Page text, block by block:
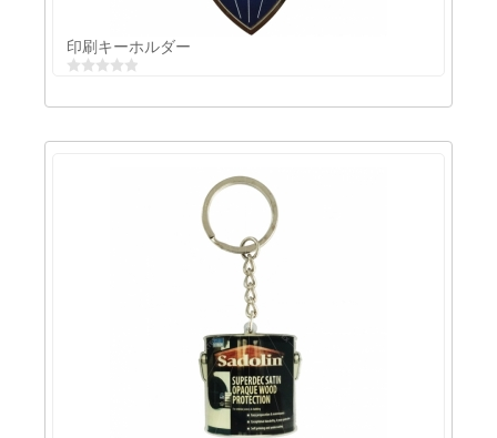
印刷キーホルダー